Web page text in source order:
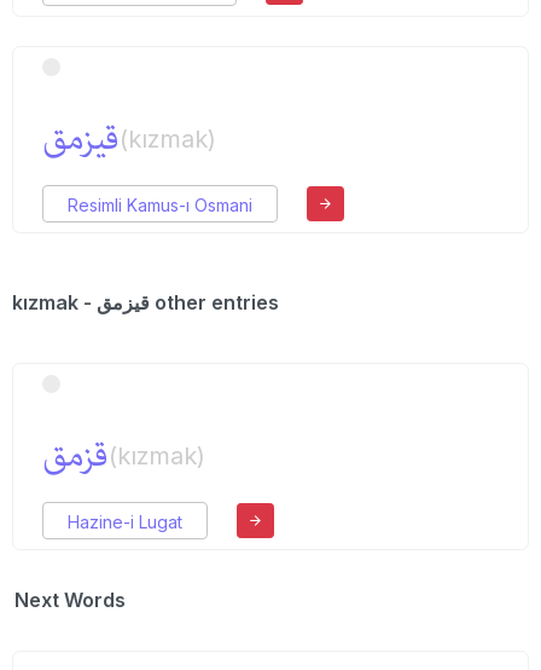
قیزمق(kızmak)
Resimli Kamus-ı Osmani
kızmak - قیزمق other entries
قزمق(kızmak)
Hazine-i Lugat
Next Words